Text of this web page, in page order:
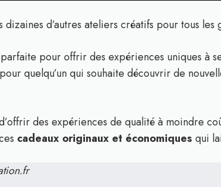
d’autres ateliers créatifs pour tous les
parfaite pour offrir des expériences uniques à
quelqu’un qui souhaite découvrir de
d’offrir des expériences de qualité à moindre
cadeaux originaux et économiques qui